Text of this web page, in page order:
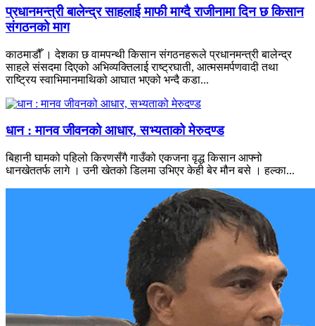
प्रधानमन्त्री बालेन्द्र साहलाई माफी माग्दै राजीनामा दिन छ किसान
संगठनको माग
काठमाडौँ । देशका छ वामपन्थी किसान संगठनहरूले प्रधानमन्त्री बालेन्द्र
साहले संसदमा दिएको अभिव्यक्तिलाई राष्ट्रघाती, आत्मसमर्पणवादी तथा
राष्ट्रिय स्वाभिमानमाथिको आघात भएको भन्दै कडा...
धान : मानव जीवनको आधार, सभ्यताको मेरुदण्ड
बिहानी घामको पहिलो किरणसँगै गाउँको एकजना वृद्ध किसान आफ्नो
धानखेततर्फ लागे । उनी खेतको डिलमा उभिएर केही बेर मौन बसे । हल्का...